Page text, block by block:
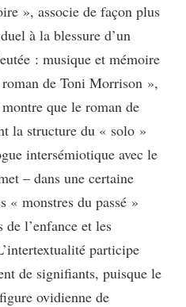
», associe de façon plus
à la blessure d’un
: musique et mémoire
de Toni Morrison »,
que le roman de
la structure du « solo »
intersémiotique avec le
– dans une certaine
« monstres du passé »
de l’enfance et les
participe
de signifiants, puisque le
ovidienne de